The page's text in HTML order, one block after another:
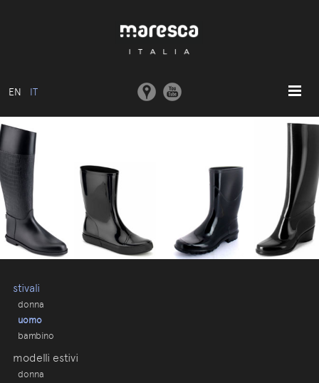
EN IT
STAMPI E MACCHINARI
COMUNICAZIONE
stivali
donna
uomo
bambino
modelli estivi
donna